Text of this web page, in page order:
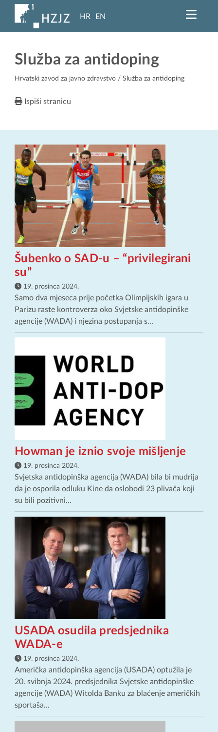
HR EN
Služba za antidoping
Hrvatski zavod za javno zdravstvo / Služba za antidoping
Ispiši stranicu
Šubenko o SAD-u – “privilegirani
su”
19. prosinca 2024.
Samo dva mjeseca prije početka Olimpijskih igara u
Parizu raste kontroverza oko Svjetske antidopinške
agencije (WADA) i njezina postupanja s...
Howman je iznio svoje mišljenje
19. prosinca 2024.
Svjetska antidopinška agencija (WADA) bila bi mudrija
da je osporila odluku Kine da oslobodi 23 plivača koji
su bili pozitivni...
USADA osudila predsjednika
WADA-e
19. prosinca 2024.
Američka antidopinška agencija (USADA) optužila je
20. svibnja 2024. predsjednika Svjetske antidopinške
agencije (WADA) Witolda Banku za blaćenje američkih
sportaša...